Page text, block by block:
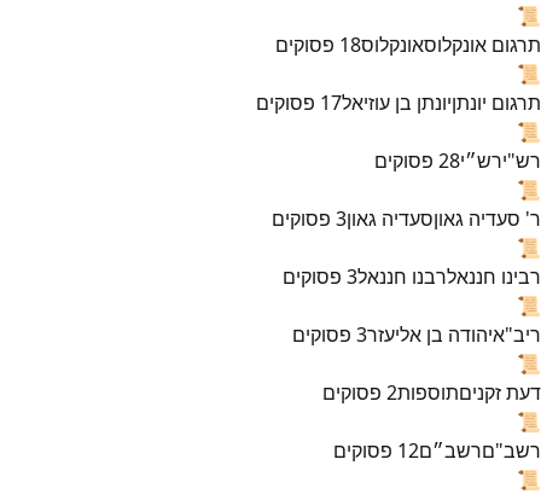
📜
תרגום אונקלוסאונקלוס18 פסוקים
📜
תרגום יונתןיונתן בן עוזיאל17 פסוקים
📜
רש"ירש״י28 פסוקים
📜
ר' סעדיה גאוןסעדיה גאון3 פסוקים
📜
רבינו חננאלרבנו חננאל3 פסוקים
📜
ריב"איהודה בן אליעזר3 פסוקים
📜
דעת זקניםתוספות2 פסוקים
📜
רשב"םרשב״ם12 פסוקים
📜